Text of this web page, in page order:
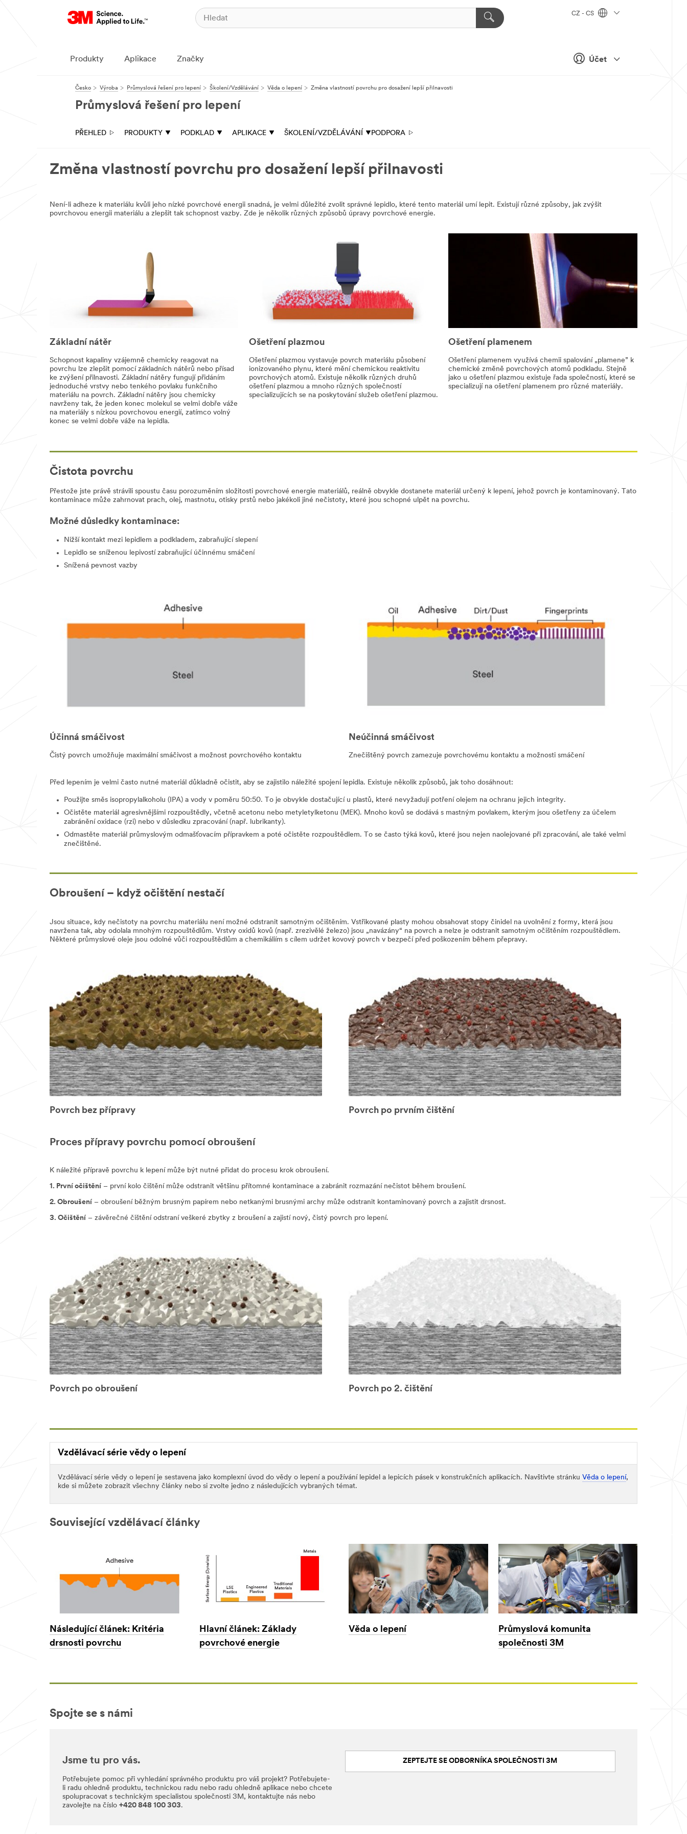
Účet
CZ - CS
Produkty Aplikace Značky
Česko Výroba Průmyslová řešení pro lepení Školení/Vzdělávání Věda o lepení Změna vlastností povrchu pro dosažení lepší přilnavosti
Průmyslová řešení pro lepení
PŘEHLED PRODUKTY PODKLAD APLIKACE ŠKOLENÍ/VZDĚLÁVÁNÍ PODPORA
Změna vlastností povrchu pro dosažení lepší přilnavosti
Není-li adheze k materiálu kvůli jeho nízké povrchové energii snadná, je velmi důležité zvolit správné lepidlo, které tento materiál umí lepit. Existují různé způsoby, jak zvýšit
povrchovou energii materiálu a zlepšit tak schopnost vazby. Zde je několik různých způsobů úpravy povrchové energie.
Základní nátěr
Schopnost kapaliny vzájemně chemicky reagovat na
povrchu lze zlepšit pomocí základních nátěrů nebo přísad
ke zvýšení přilnavosti. Základní nátěry fungují přidáním
jednoduché vrstvy nebo tenkého povlaku funkčního
materiálu na povrch. Základní nátěry jsou chemicky
navrženy tak, že jeden konec molekul se velmi dobře váže
na materiály s nízkou povrchovou energií, zatímco volný
konec se velmi dobře váže na lepidla.
Ošetření plazmou
Ošetření plazmou vystavuje povrch materiálu působení
ionizovaného plynu, které mění chemickou reaktivitu
povrchových atomů. Existuje několik různých druhů
ošetření plazmou a mnoho různých společností
specializujících se na poskytování služeb ošetření plazmou.
Ošetření plamenem
Ošetření plamenem využívá chemii spalování „plamene” k
chemické změně povrchových atomů podkladu. Stejně
jako u ošetření plazmou existuje řada společností, které se
specializují na ošetření plamenem pro různé materiály.
Čistota povrchu
Přestože jste právě strávili spoustu času porozuměním složitosti povrchové energie materiálů, reálně obvykle dostanete materiál určený k lepení, jehož povrch je kontaminovaný. Tato
kontaminace může zahrnovat prach, olej, mastnotu, otisky prstů nebo jakékoli jiné nečistoty, které jsou schopné ulpět na povrchu.
Možné důsledky kontaminace:
Nižší kontakt mezi lepidlem a podkladem, zabraňující slepení
Lepidlo se sníženou lepivostí zabraňující účinnému smáčení
Snížená pevnost vazby
Účinná smáčivost
Čistý povrch umožňuje maximální smáčivost a možnost povrchového kontaktu
Neúčinná smáčivost
Znečištěný povrch zamezuje povrchovému kontaktu a možnosti smáčení
Před lepením je velmi často nutné materiál důkladně očistit, aby se zajistilo náležité spojení lepidla. Existuje několik způsobů, jak toho dosáhnout:
Použijte směs isopropylalkoholu (IPA) a vody v poměru 50:50. To je obvykle dostačující u plastů, které nevyžadují potření olejem na ochranu jejich integrity.
Očistěte materiál agresivnějšími rozpouštědly, včetně acetonu nebo metyletylketonu (MEK). Mnoho kovů se dodává s mastným povlakem, kterým jsou ošetřeny za účelem
zabránění oxidace (rzi) nebo v důsledku zpracování (např. lubrikanty).
Odmastěte materiál průmyslovým odmašťovacím přípravkem a poté očistěte rozpouštědlem. To se často týká kovů, které jsou nejen naolejované při zpracování, ale také velmi
znečištěné.
Obroušení – když očištění nestačí
Jsou situace, kdy nečistoty na povrchu materiálu není možné odstranit samotným očištěním. Vstřikované plasty mohou obsahovat stopy činidel na uvolnění z formy, která jsou
navržena tak, aby odolala mnohým rozpouštědlům. Vrstvy oxidů kovů (např. zrezivělé železo) jsou „navázány“ na povrch a nelze je odstranit samotným očištěním rozpouštědlem.
Některé průmyslové oleje jsou odolné vůči rozpouštědlům a chemikáliím s cílem udržet kovový povrch v bezpečí před poškozením během přepravy.
Povrch bez přípravy Povrch po prvním čištění
Proces přípravy povrchu pomocí obroušení
K náležité přípravě povrchu k lepení může být nutné přidat do procesu krok obroušení.
1. První očištění – první kolo čištění může odstranit většinu přítomné kontaminace a zabránit rozmazání nečistot během broušení.
2. Obroušení – obroušení běžným brusným papírem nebo netkanými brusnými archy může odstranit kontaminovaný povrch a zajistit drsnost.
3. Očištění – závěrečné čištění odstraní veškeré zbytky z broušení a zajistí nový, čistý povrch pro lepení.
Povrch po obroušení Povrch po 2. čištění
Vzdělávací série vědy o lepení
Vzdělávací série vědy o lepení je sestavena jako komplexní úvod do vědy o lepení a používání lepidel a lepicích pásek v konstrukčních aplikacích. Navštivte stránku Věda o lepení,
kde si můžete zobrazit všechny články nebo si zvolte jedno z následujících vybraných témat.
Související vzdělávací články
Následující článek: Kritéria
drsnosti povrchu
Hlavní článek: Základy
povrchové energie
Věda o lepení
Průmyslová komunita
společnosti 3M
Spojte se s námi
Jsme tu pro vás.
Potřebujete pomoc při vyhledání správného produktu pro váš projekt? Potřebujete-
li radu ohledně produktu, technickou radu nebo radu ohledně aplikace nebo chcete
spolupracovat s technickým specialistou společnosti 3M, kontaktujte nás nebo
zavolejte na číslo +420 848 100 303.
ZEPTEJTE SE ODBORNÍKA SPOLEČNOSTI 3M